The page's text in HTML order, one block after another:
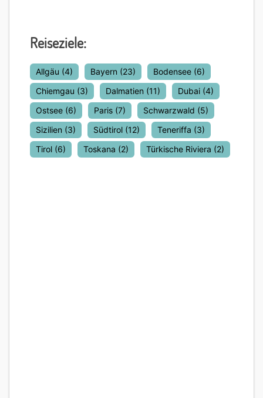
Reiseziele:
Allgäu (4) Bayern (23) Bodensee (6)
Chiemgau (3) Dalmatien (11) Dubai (4)
Ostsee (6) Paris (7) Schwarzwald (5)
Sizilien (3) Südtirol (12) Teneriffa (3)
Tirol (6) Toskana (2) Türkische Riviera (2)